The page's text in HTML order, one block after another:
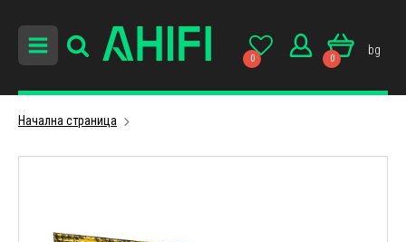
0 0
bg
Начална страница